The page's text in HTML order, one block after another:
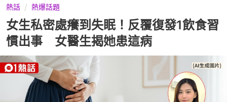
熱話 熱爆話題
女生私密處癢到失眠！反覆復發1飲食習
慣出事 女醫生揭她患這病